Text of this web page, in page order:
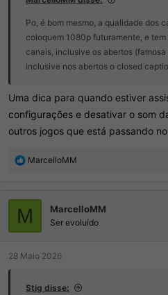
Po, é bom mesmo, a qualidade dos
coloquem 1080p futuramente, e
canais, inclusive os abertos
inclusive nos abertos o closed
Uma dica para quando estiver
configurações e desativar o som
outros jogos que está passando
R
ç
õ
e
s
MarcelloMM
M MarcelloMM
Ser evoluído
28 Maio 2026
Stig disse: